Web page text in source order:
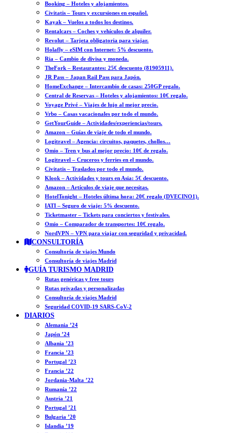
Booking – Hoteles y alojamientos.
Civitatis – Tours y excursiones en español.
Kayak – Vuelos a todos los destinos.
Rentalcars – Coches y vehículos de alquiler.
Revolut – Tarjeta obligatoria para viajar.
Holafly – eSIM con Internet: 5% descuento.
Ria – Cambio de divisa y moneda.
TheFork – Restaurantes: 25€ descuento (81905911).
JR Pass – Japan Rail Pass para Japón.
HomeExchange – Intercambio de casas: 250GP regalo.
Central de Reservas – Hoteles y alojamientos: 10€ regalo.
Voyage Privé – Viajes de lujo al mejor precio.
Vrbo – Casas vacacionales por todo el mundo.
GetYourGuide – Actividades/experiencias/tours.
Amazon – Guías de viaje de todo el mundo.
Logitravel – Agencia: circuitos, paquetes, chollos…
Omio – Tren y bus al mejor precio: 10€ de regalo.
Logitravel – Cruceros y ferries en el mundo.
Civitatis – Traslados por todo el mundo.
Klook – Actividades y tours en Asia: 5€ descuento.
Amazon – Artículos de viaje que necesitas.
HotelTonight – Hoteles última hora: 20€ regalo (DVECINO1).
IATI – Seguro de viaje: 5% descuento.
Ticketmaster – Tickets para conciertos y festivales.
Omio – Comparador de transportes: 10€ regalo.
NordVPN – VPN para viajar con seguridad y privacidad.
CONSULTORÍA
Consultoría de viajes Mundo
Consultoría de viajes Madrid
GUÍA TURISMO MADRID
Rutas genéricas y free tours
Rutas privadas y personalizadas
Consultoría de viajes Madrid
Seguridad COVID-19 SARS-CoV-2
DIARIOS
Alemania ’24
Japón ’24
Albania ’23
Francia ’23
Portugal ’23
Francia ’22
Jordania-Malta ’22
Rumanía ’22
Austria ’21
Portugal ’21
Bulgaria ’20
Islandia ’19